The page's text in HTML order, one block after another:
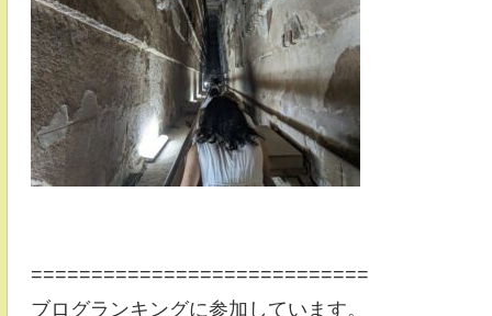
============================
ブログランキングに参加しています。